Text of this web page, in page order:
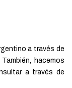
a través de
hacemos
a través de